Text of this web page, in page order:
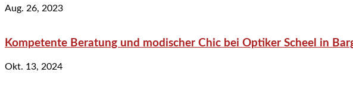
Aug. 26, 2023
Kompetente Beratung und modischer Chic bei Optiker Scheel in
Okt. 13, 2024